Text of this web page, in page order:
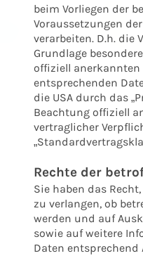
beim Vorliegen der
Voraussetzungen der
verarbeiten. D.h. die
Grundlage
offiziell anerkannten
entsprechenden
die USA durch das
Beachtung offiziell
vertraglicher
Rechte der
Sie haben das
zu verlangen, ob
werden und auf
sowie auf weitere
Daten entsprechend